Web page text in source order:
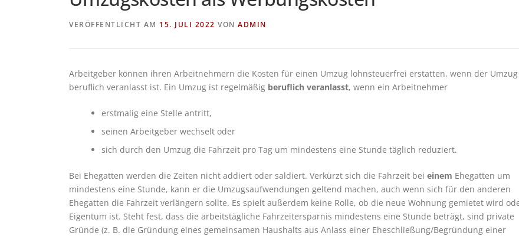
VERÖFFENTLICHT AM 15. JULI 2022 VON ADMIN
Arbeitgeber können ihren Arbeitnehmern die Kosten für einen Umzug lohnsteuerfrei erstatten, wenn der Umzug
beruflich veranlasst ist. Ein Umzug ist regelmäßig beruflich veranlasst, wenn ein Arbeitnehmer
erstmalig eine Stelle antritt,
seinen Arbeitgeber wechselt oder
sich durch den Umzug die Fahrzeit pro Tag um mindestens eine Stunde täglich reduziert.
Bei Ehegatten werden die Zeiten nicht addiert oder saldiert. Verkürzt sich die Fahrzeit bei einem Ehegatten um
mindestens eine Stunde, kann er die Umzugsaufwendungen geltend machen, auch wenn sich für den anderen
Ehegatten die Fahrzeit verlängern sollte. Es spielt außerdem keine Rolle, ob die neue Wohnung gemietet wird
Eigentum ist. Steht fest, dass die arbeitstägliche Fahrzeitersparnis mindestens eine Stunde beträgt, sind private
Gründe (z. B. die Gründung eines gemeinsamen Haushalts aus Anlass einer Eheschließung/Begründung einer